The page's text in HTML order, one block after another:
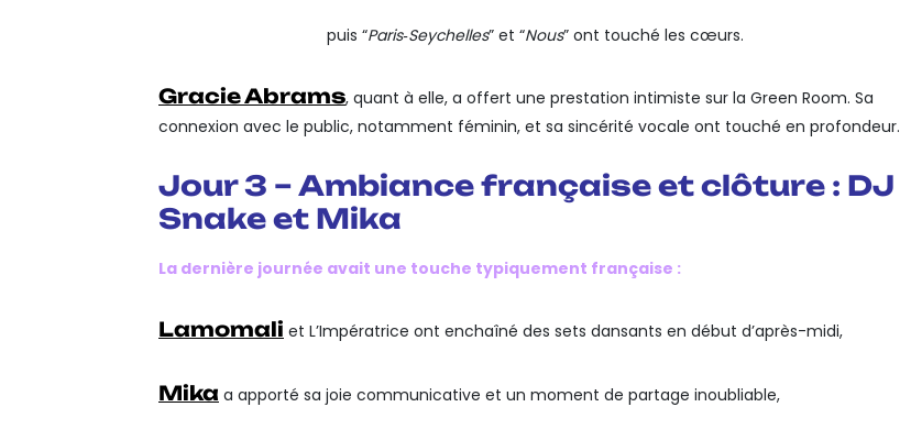
puis “Paris‑Seychelles” et “Nous” ont touché les cœurs.
Gracie Abrams, quant à elle, a offert une prestation intimiste sur la Green Room. Sa
connexion avec le public, notamment féminin, et sa sincérité vocale ont touché en profondeur.
Jour 3 – Ambiance française et clôture : DJ
Snake et Mika
La dernière journée avait une touche typiquement française :
Lamomali et L’Impératrice ont enchaîné des sets dansants en début d’après-midi,
Mika a apporté sa joie communicative et un moment de partage inoubliable,